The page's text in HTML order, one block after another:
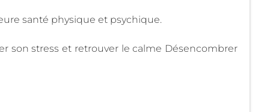
santé physique et psychique.
son stress et retrouver le calme Désencombrer